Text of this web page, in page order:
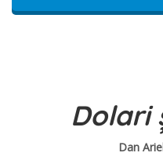
Dolari
Dan